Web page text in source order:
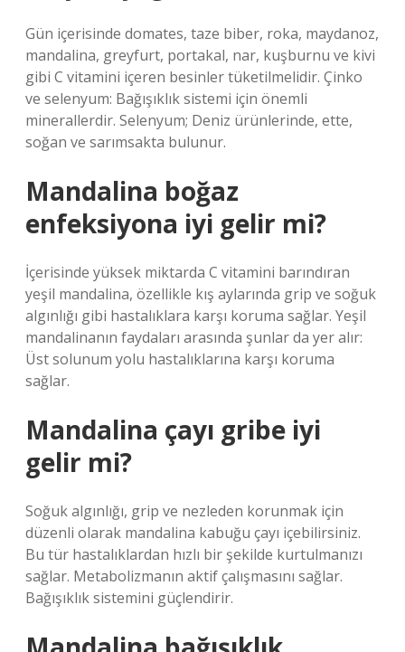
Gün içerisinde domates, taze biber, roka, maydanoz,
mandalina, greyfurt, portakal, nar, kuşburnu ve kivi
gibi C vitamini içeren besinler tüketilmelidir. Çinko
ve selenyum: Bağışıklık sistemi için önemli
minerallerdir. Selenyum; Deniz ürünlerinde, ette,
soğan ve sarımsakta bulunur.
Mandalina boğaz
enfeksiyona iyi gelir mi?
İçerisinde yüksek miktarda C vitamini barındıran
yeşil mandalina, özellikle kış aylarında grip ve soğuk
algınlığı gibi hastalıklara karşı koruma sağlar. Yeşil
mandalinanın faydaları arasında şunlar da yer alır:
Üst solunum yolu hastalıklarına karşı koruma
sağlar.
Mandalina çayı gribe iyi
gelir mi?
Soğuk algınlığı, grip ve nezleden korunmak için
düzenli olarak mandalina kabuğu çayı içebilirsiniz.
Bu tür hastalıklardan hızlı bir şekilde kurtulmanızı
sağlar. Metabolizmanın aktif çalışmasını sağlar.
Bağışıklık sistemini güçlendirir.